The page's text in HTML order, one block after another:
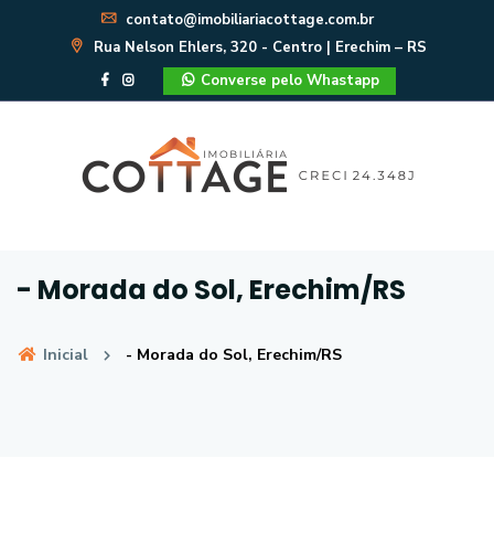
contato@imobiliariacottage.com.br
Rua Nelson Ehlers, 320 - Centro | Erechim – RS
Converse pelo Whastapp
- Morada do Sol, Erechim/RS
Inicial - Morada do Sol, Erechim/RS